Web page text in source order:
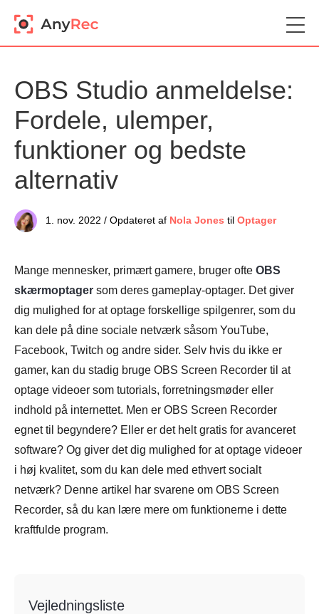
OBS Studio anmeldelse:
Fordele, ulemper,
funktioner og bedste
alternativ
1. nov. 2022 / Opdateret af Nola Jones til Optager
Mange mennesker, primært gamere, bruger ofte OBS
skærmoptager som deres gameplay-optager. Det giver
dig mulighed for at optage forskellige spilgenrer, som du
kan dele på dine sociale netværk såsom YouTube,
Facebook, Twitch og andre sider. Selv hvis du ikke er
gamer, kan du stadig bruge OBS Screen Recorder til at
optage videoer som tutorials, forretningsmøder eller
indhold på internettet. Men er OBS Screen Recorder
egnet til begyndere? Eller er det helt gratis for avanceret
software? Og giver det dig mulighed for at optage videoer
i høj kvalitet, som du kan dele med ethvert socialt
netværk? Denne artikel har svarene om OBS Screen
Recorder, så du kan lære mere om funktionerne i dette
kraftfulde program.
Vejledningsliste